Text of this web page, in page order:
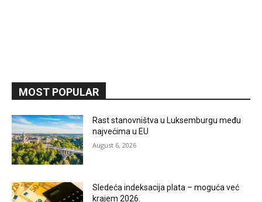
MOST POPULAR
Rast stanovništva u Luksemburgu među
najvećima u EU
August 6, 2026
Sledeća indeksacija plata – moguća već
krajem 2026.